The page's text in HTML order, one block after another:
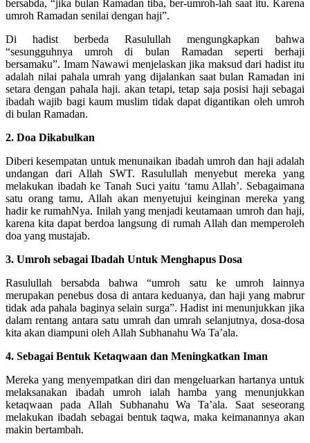
bersabda, “jika bulan Ramadan tiba, ber-umroh-lah saat itu. Karena
umroh Ramadan senilai dengan haji”.
Di hadist berbeda Rasulullah mengungkapkan bahwa
“sesungguhnya umroh di bulan Ramadan seperti berhaji
bersamaku”. Imam Nawawi menjelaskan jika maksud dari hadist itu
adalah nilai pahala umrah yang dijalankan saat bulan Ramadan ini
setara dengan pahala haji. akan tetapi, tetap saja posisi haji sebagai
ibadah wajib bagi kaum muslim tidak dapat digantikan oleh umroh
di bulan Ramadan.
2. Doa Dikabulkan
Diberi kesempatan untuk menunaikan ibadah umroh dan haji adalah
undangan dari Allah SWT. Rasulullah menyebut mereka yang
melakukan ibadah ke Tanah Suci yaitu ‘tamu Allah’. Sebagaimana
satu orang tamu, Allah akan menyetujui keinginan mereka yang
hadir ke rumahNya. Inilah yang menjadi keutamaan umroh dan haji,
karena kita dapat berdoa langsung di rumah Allah dan memperoleh
doa yang mustajab.
3. Umroh sebagai Ibadah Untuk Menghapus Dosa
Rasulullah bersabda bahwa “umroh satu ke umroh lainnya
merupakan penebus dosa di antara keduanya, dan haji yang mabrur
tidak ada pahala baginya selain surga”. Hadist ini menunjukkan jika
dalam rentang antara satu umrah dan umrah selanjutnya, dosa-dosa
kita akan diampuni oleh Allah Subhanahu Wa Ta’ala.
4. Sebagai Bentuk Ketaqwaan dan Meningkatkan Iman
Mereka yang menyempatkan diri dan mengeluarkan hartanya untuk
melaksanakan ibadah umroh ialah hamba yang menunjukkan
ketaqwaan pada Allah Subhanahu Wa Ta’ala. Saat seseorang
melakukan ibadah sebagai bentuk taqwa, maka keimanannya akan
makin bertambah.